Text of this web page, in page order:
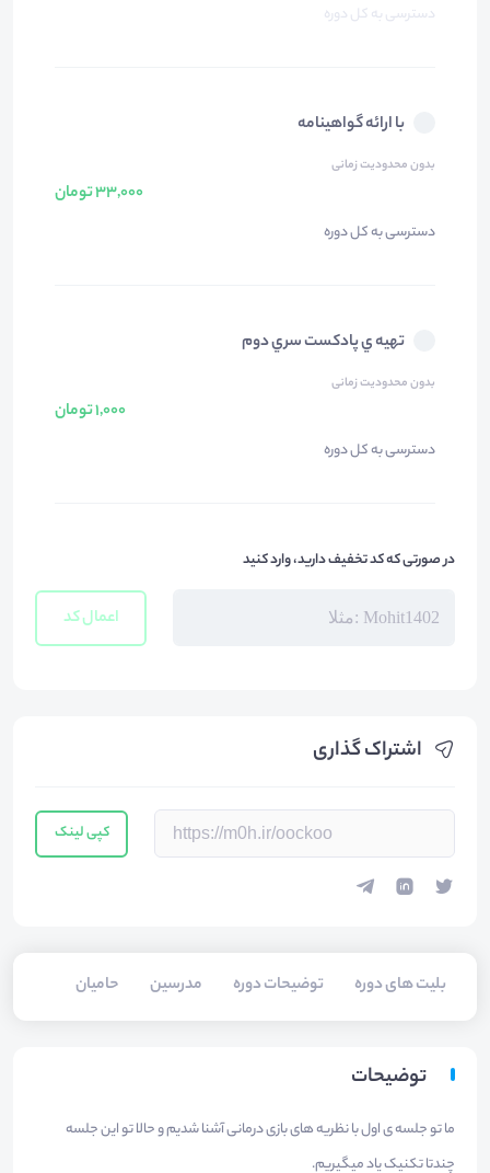
اشتراک گذاری
کپی لینک
بلیت های دوره توضیحات دوره مدرسین حامیان
دسترسی به کل دوره
با ارائه گواهینامه
بدون محدودیت زمانی
33,000 تومان
دسترسی به کل دوره
تهيه ي پادكست سري دوم
بدون محدودیت زمانی
1,000 تومان
دسترسی به کل دوره
در صورتی که کد تخفیف دارید، وارد کنید
اعمال کد
توضیحات
ما تو جلسه ی اول با نظریه های بازی درمانی آشنا شدیم و حالا تو این جلسه
چندتا تکنیک یاد میگیریم.